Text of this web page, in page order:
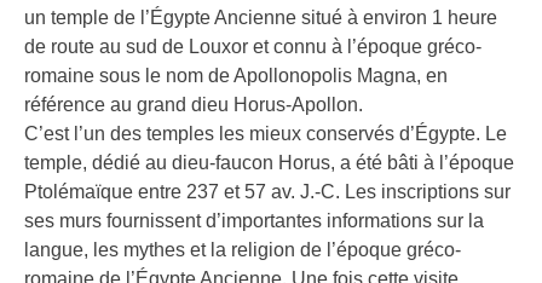
un temple de l’Égypte Ancienne situé à environ 1 heure
de route au sud de Louxor et connu à l’époque gréco-
romaine sous le nom de Apollonopolis Magna, en
référence au grand dieu Horus-Apollon.
C’est l’un des temples les mieux conservés d’Égypte. Le
temple, dédié au dieu-faucon Horus, a été bâti à l’époque
Ptolémaïque entre 237 et 57 av. J.-C. Les inscriptions sur
ses murs fournissent d’importantes informations sur la
langue, les mythes et la religion de l’époque gréco-
romaine de l’Égypte Ancienne. Une fois cette visite